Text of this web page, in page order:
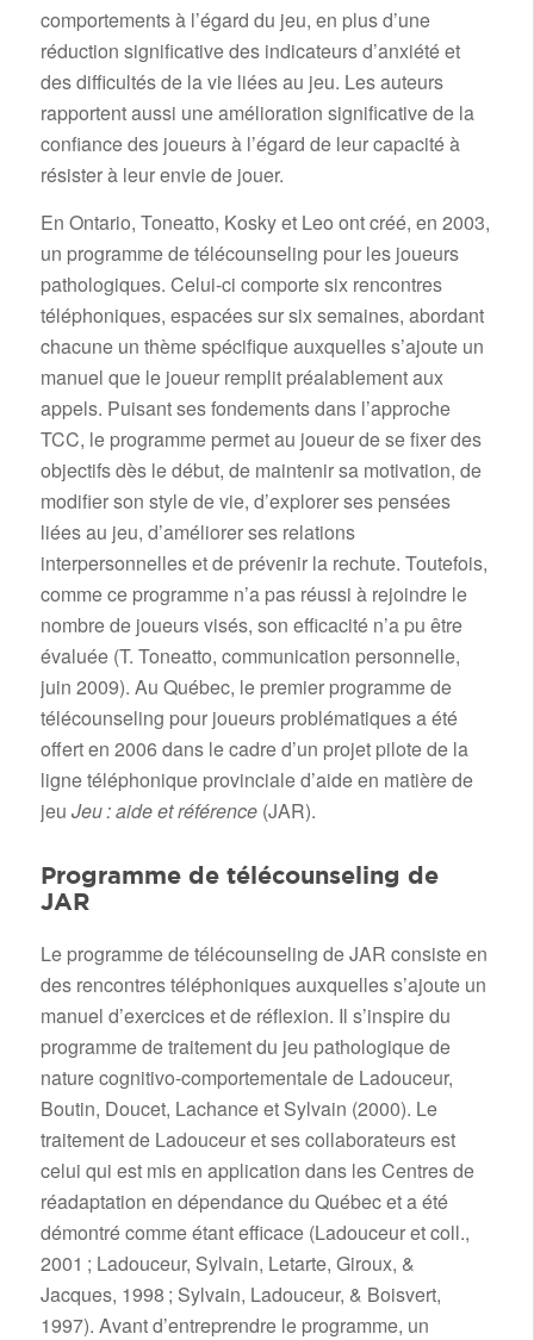
comportements à l’égard du jeu, en plus d’une
réduction significative des indicateurs d’anxiété et
des difficultés de la vie liées au jeu. Les auteurs
rapportent aussi une amélioration significative de la
confiance des joueurs à l’égard de leur capacité à
résister à leur envie de jouer.
En Ontario, Toneatto, Kosky et Leo ont créé, en 2003,
un programme de télécounseling pour les joueurs
pathologiques. Celui-ci comporte six rencontres
téléphoniques, espacées sur six semaines, abordant
chacune un thème spécifique auxquelles s’ajoute un
manuel que le joueur remplit préalablement aux
appels. Puisant ses fondements dans l’approche
TCC, le programme permet au joueur de se fixer des
objectifs dès le début, de maintenir sa motivation, de
modifier son style de vie, d’explorer ses pensées
liées au jeu, d’améliorer ses relations
interpersonnelles et de prévenir la rechute. Toutefois,
comme ce programme n’a pas réussi à rejoindre le
nombre de joueurs visés, son efficacité n’a pu être
évaluée (T. Toneatto, communication personnelle,
juin 2009). Au Québec, le premier programme de
télécounseling pour joueurs problématiques a été
offert en 2006 dans le cadre d’un projet pilote de la
ligne téléphonique provinciale d’aide en matière de
jeu Jeu : aide et référence (JAR).
Programme de télécounseling de
JAR
Le programme de télécounseling de JAR consiste en
des rencontres téléphoniques auxquelles s’ajoute un
manuel d’exercices et de réflexion. Il s’inspire du
programme de traitement du jeu pathologique de
nature cognitivo-comportementale de Ladouceur,
Boutin, Doucet, Lachance et Sylvain (2000). Le
traitement de Ladouceur et ses collaborateurs est
celui qui est mis en application dans les Centres de
réadaptation en dépendance du Québec et a été
démontré comme étant efficace (Ladouceur et coll.,
2001 ; Ladouceur, Sylvain, Letarte, Giroux, &
Jacques, 1998 ; Sylvain, Ladouceur, & Boisvert,
1997). Avant d’entreprendre le programme, un